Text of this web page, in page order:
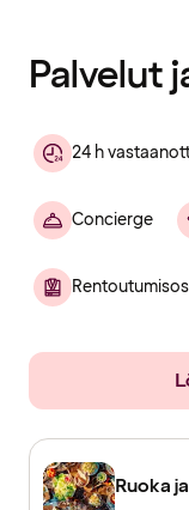
Palvelut
24 h
Concierge
Ruoka